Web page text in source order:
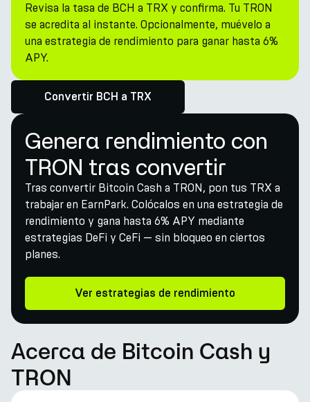
Revisa la tasa de BCH a TRX y confirma. Tu TRON
se acredita al instante. Opcionalmente, muévelo a
una estrategia de rendimiento para ganar hasta 6%
APY.
Convertir BCH a TRX
Genera rendimiento con
TRON tras convertir
Tras convertir Bitcoin Cash a TRON, pon tus TRX a
trabajar en EarnPark. Colócalos en una estrategia de
rendimiento y gana hasta 6% APY mediante
estrategias DeFi y CeFi — sin bloqueo en ciertos
planes.
Ver estrategias de rendimiento
Acerca de Bitcoin Cash y
TRON